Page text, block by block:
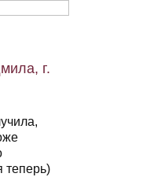
г.
теперь)